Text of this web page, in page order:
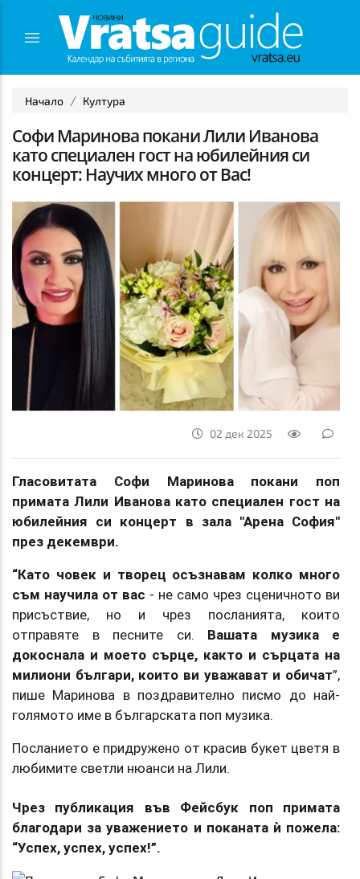
Начало Култура
Софи Маринова покани Лили Иванова
като специален гост на юбилейния си
концерт: Научих много от Вас!
02 дек 2025
Гласовитата Софи Маринова покани поп
примата Лили Иванова като специален гост на
юбилейния си концерт в зала "Арена София"
през декември.
“Като човек и творец осъзнавам колко много
съм научила от вас - не само чрез сценичното ви
присъствие, но и чрез посланията, които
отправяте в песните си. Вашата музика е
докоснала и моето сърце, както и сърцата на
милиони българи, които ви уважават и обичат”,
пише Маринова в поздравително писмо до най-
голямото име в българската поп музика.
Посланието е придружено от красив букет цветя в
любимите светли нюанси на Лили.
Чрез публикация във Фейсбук поп примата
благодари за уважението и поканата ѝ пожела:
“Успех, успех, успех!”.